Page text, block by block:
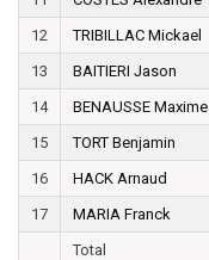
12
TRIBILLAC Mickael
13
BAITIERI Jason
14
BENAUSSE Maxime
15
TORT Benjamin
16
HACK Arnaud
17
MARIA Franck
Total